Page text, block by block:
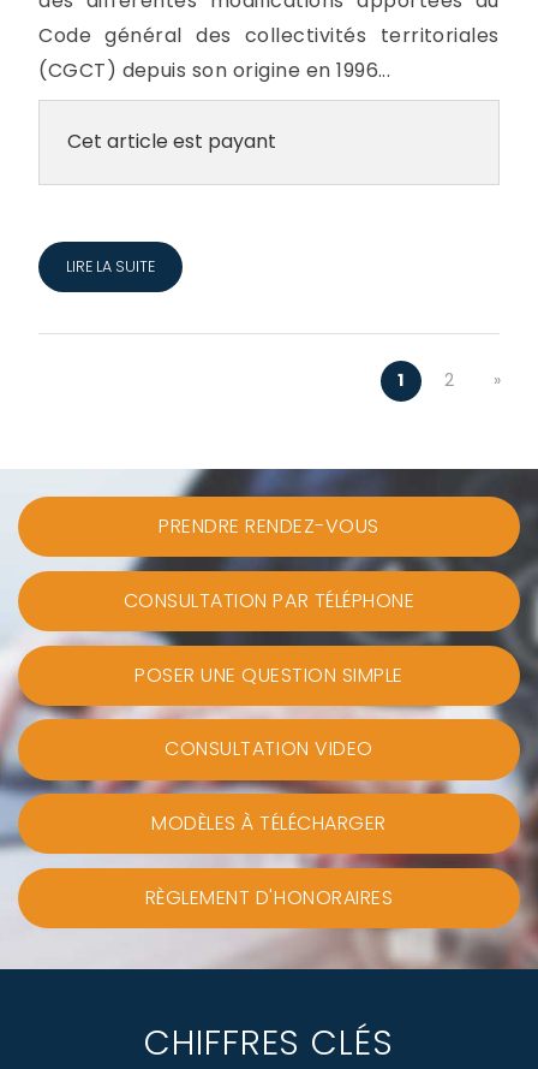
Code général des collectivités territoriales
(CGCT) depuis son origine en 1996...
Cet article est payant
LIRE LA SUITE
1 2 »
PRENDRE RENDEZ-VOUS
CONSULTATION PAR TÉLÉPHONE
POSER UNE QUESTION SIMPLE
CONSULTATION VIDEO
MODÈLES À TÉLÉCHARGER
RÈGLEMENT D'HONORAIRES
CHIFFRES CLÉS